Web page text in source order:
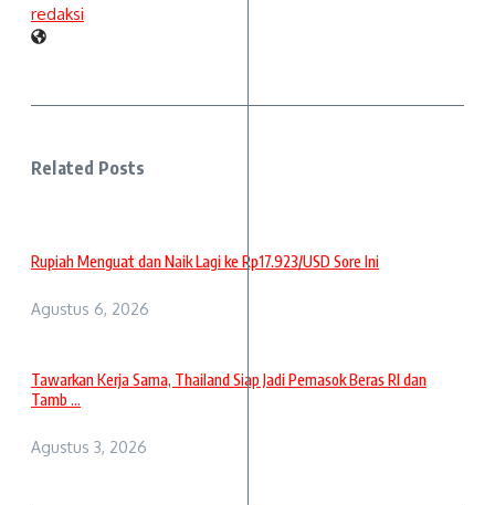
redaksi
Related Posts
Rupiah Menguat dan Naik Lagi ke Rp17.923/USD Sore Ini
Agustus 6, 2026
Tawarkan Kerja Sama, Thailand Siap Jadi Pemasok Beras RI dan
Tamb ...
Agustus 3, 2026